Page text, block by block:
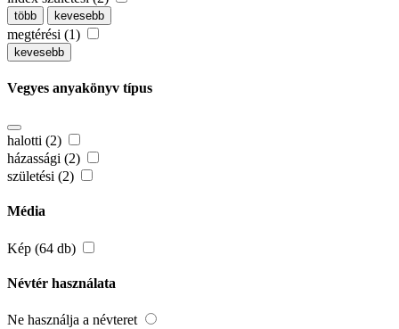
több kevesebb
megtérési (1)
kevesebb
Vegyes anyakönyv típus
halotti (2)
házassági (2)
születési (2)
Média
Kép (64 db)
Névtér használata
Ne használja a névteret